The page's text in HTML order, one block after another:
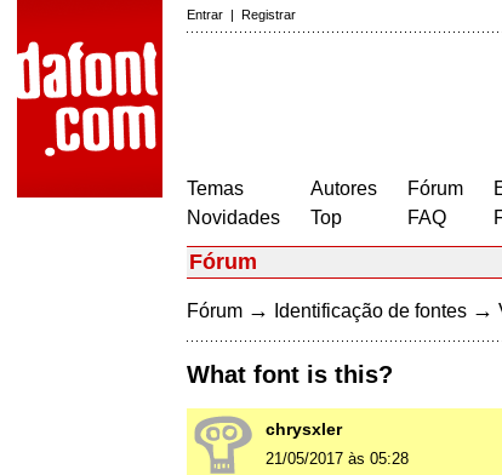
Entrar | Registrar
Temas
Novidades
Autores
Top
Fórum
FAQ
Fórum
Fórum → Identificação de fontes →
What font is this?
chrysxler
21/05/2017 às 05:28